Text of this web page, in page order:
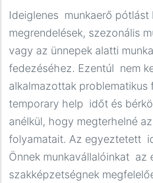
Ideiglenes munkaerő pótlást
megrendelések, szezonális
vagy az ünnepek alatti
fedezéséhez. Ezentúl nem
alkalmazottak problematikus
temporary help időt és
anélkül, hogy megterhelné
folyamatait. Az egyeztetett
Önnek munkavállalóinkat az
szakképzetségnek